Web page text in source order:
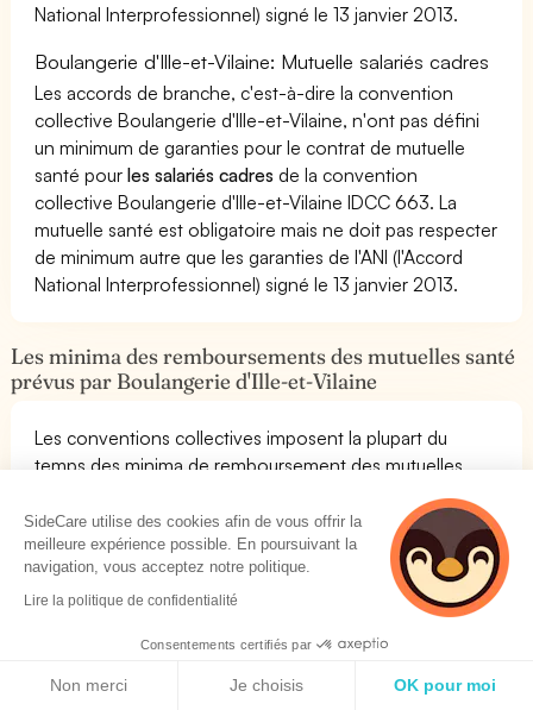
National Interprofessionnel) signé le 13 janvier 2013.
Boulangerie d'Ille-et-Vilaine: Mutuelle salariés cadres
Les accords de branche, c'est-à-dire la convention
collective Boulangerie d'Ille-et-Vilaine, n'ont pas défini
un minimum de garanties pour le contrat de mutuelle
santé pourles salariés cadres de la convention
collective Boulangerie d'Ille-et-Vilaine IDCC 663. La
mutuelle santé est obligatoire mais ne doit pas respecter
de minimum autre que les garanties de l'ANI (l'Accord
National Interprofessionnel) signé le 13 janvier 2013.
Les minima des remboursements des mutuelles santé
prévus par Boulangerie d'Ille-et-Vilaine
Les conventions collectives imposent la plupart du
temps des minima de remboursement des mutuelles
(minimum ANI).
Avant de choisir une mutuelle collective pour les salariés
de votre entreprise, il est important de connaîtreles
seuils de remboursement
de la convention Boulangerie
SideCare vous donne pour chaque convention
collective les seuils de remboursement minimaux à
SideCare utilise des cookies afin de vous offrir la
meilleure expérience possible. En poursuivant la
navigation, vous acceptez notre politique.
Lire la politique de confidentialité
Consentements certifiés par
Non merci Je choisis OK pour moi